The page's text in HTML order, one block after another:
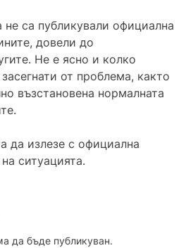
са публикували официална
довели до
Не е ясно и колко
от проблема, както
възстановена нормалната
да излезе с официална
ситуацията.
да бъде публикуван.